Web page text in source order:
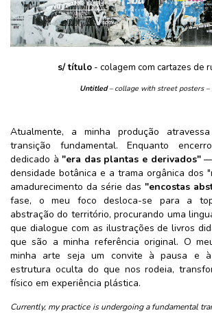
s/ título - colagem com cartazes de
Untitled– collage with street posters –
Atualmente, a minha produção
transição fundamental. Enquanto
dedicado à"era das plantas e derivados"—
densidade botânica e a trama orgânica dos
amadurecimento da série das "encostas
fase, o meu foco desloca-se para a
abstração do território, procurando uma
que dialogue com as ilustrações de livros
que são a minha referência original. O
minha arte seja um convite à pausa e à
estrutura oculta do que nos rodeia,
físico em experiência plástica.
Currently, my practice is undergoing a fundamental